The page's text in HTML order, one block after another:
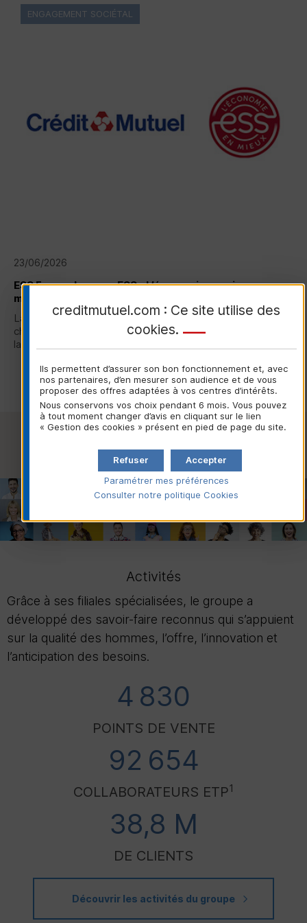
23/06/2026
ESSFrance lance : « ESS - L’économie en mieux », une
marque unique soutenue par le Crédit Mutuel
La nouvelle marque commune portée parESSFrance, la
chambre représentative de l'Économie Sociale et Solidaire,
lancée ce 23 juin 2026...
Lire la suite
ENGAGEMENT SOCIÉTAL
Activités
Grâce à ses filiales spécialisées, le groupe a
développé des savoir-faire reconnus qui s’appuient
sur la qualité des hommes, l’offre, l’innovation et
l’anticipation des besoins.
4 830
POINTS DE VENTE
92 654
COLLABORATEURS ETP1
38,8 M
DE CLIENTS
Découvrir les activités du groupe
creditmutuel.com : Ce site utilise des
cookies.
Ils permettent d’assurer son bon fonctionnement et, avec
nos partenaires, d’en mesurer son audience et de vous
proposer des offres adaptées à vos centres d’intérêts.
Nous conservons vos choix pendant 6 mois. Vous pouvez
à tout moment changer d’avis en cliquant sur le lien
« Gestion des cookies » présent en pied de page du site.
Accepter
Refuser
Paramétrer mes préférences
Consulter notre politique Cookies